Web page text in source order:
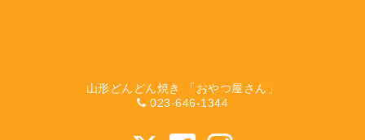
山形どんどん焼き 「おやつ屋さん」
023-646-1344